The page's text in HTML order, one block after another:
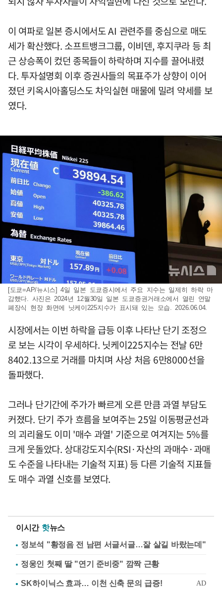
이 여파로 일본 증시에서도 AI 관련주를 중심으로 매도
세가 확산했다. 소프트뱅크그룹, 이비덴, 후지쿠라 등 최
근 상승폭이 컸던 종목들이 하락하며 지수를 끌어내렸
다. 투자설명회 이후 증권사들의 목표주가 상향이 이어
졌던 키옥시아홀딩스도 차익실현 매물에 밀려 약세를 보
였다.
[도쿄=AP/뉴시스] 4일 일본 도쿄증시에서 주요 지수는 일제히 하락 마
감했다. 사진은 2024년 12월30일 일본 도쿄증권거래소에서 열린 연말
폐장식 현장 화면에 닛케이225지수가 표시돼 있는 모습. 2026.06.04.
시장에서는 이번 하락을 급등 이후 나타난 단기 조정으
로 보는 시각이 우세하다. 닛케이225지수는 전날 6만
8402.13으로 거래를 마치며 사상 처음 6만8000선을
돌파했다.
그러나 단기간에 주가가 빠르게 오른 만큼 과열 부담도
커졌다. 단기 주가 흐름을 보여주는 25일 이동평균선과
의 괴리율도 이미 '매수 과열' 기준으로 여겨지는 5%를
크게 웃돌았다. 상대강도지수(RSI·자산의 과매수·과매
도 수준을 나타내는 기술적 지표) 등 다른 기술적 지표들
도 매수 과열 신호를 보였다.
이시간 핫뉴스
정보석 "황정음 전 남편 서글서글…잘 살길 바랐는데"
정웅인 첫째 딸 "연기 준비중" 깜짝 근황